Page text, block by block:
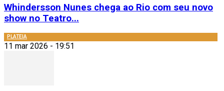
Whindersson Nunes chega ao Rio com seu novo
show no Teatro...
PLATEIA
11 mar 2026 - 19:51